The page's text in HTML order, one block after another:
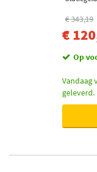
€ 343,19
€
Op
Vandaag
geleverd.